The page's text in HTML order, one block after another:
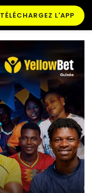
TÉLÉCHARGEZ L'APP